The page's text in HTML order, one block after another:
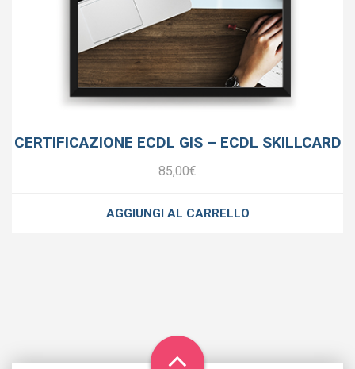
CERTIFICAZIONE ECDL GIS – ECDL SKILLCARD
85,00€
AGGIUNGI AL CARRELLO